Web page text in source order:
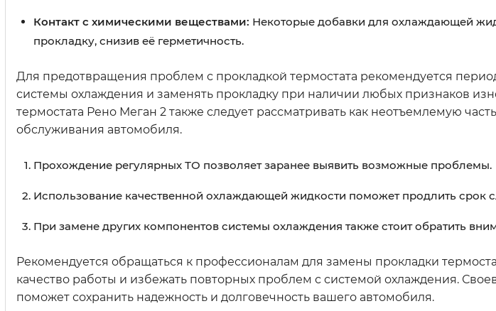
Контакт с химическими веществами: Некоторые добавки для охлаждающей
прокладку, снизив её герметичность.
Для предотвращения проблем с прокладкой термостата рекомендуется
системы охлаждения и заменять прокладку при наличии любых признаков
термостата Рено Меган 2 также следует рассматривать как неотъемлемую
обслуживания автомобиля.
Прохождение регулярных ТО позволяет заранее выявить возможные проблемы.
Использование качественной охлаждающей жидкости поможет продлить срок
При замене других компонентов системы охлаждения также стоит обратить
Рекомендуется обращаться к профессионалам для замены прокладки
качество работы и избежать повторных проблем с системой охлаждения.
поможет сохранить надежность и долговечность вашего автомобиля.